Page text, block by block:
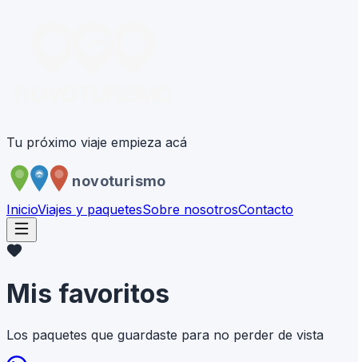
Tu próximo viaje empieza acá
novoturismo
InicioViajes y paquetesSobre nosotrosContacto
Mis favoritos
Los paquetes que guardaste para no perder de vista